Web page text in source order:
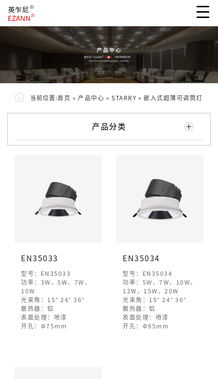
当前位置:首页 » 产品中心 » STARRY » 嵌入式超薄可调筒灯
产品分类
EN35033
型号：EN35033
功率：3W、5W、7W、
10W
光束角：15° 24° 36°
散热器：铝
表面处理：喷漆
开孔：Φ75mm
EN35034
型号：EN35034
功率：5W、7W、10W、
12W、15W、20W
光束角：15° 24° 36°
散热器：铝
表面处理：喷漆
开孔：Φ95mm